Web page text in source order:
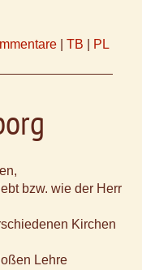
TB PL
bzw. wie der Herr
Kirchen
Lehre